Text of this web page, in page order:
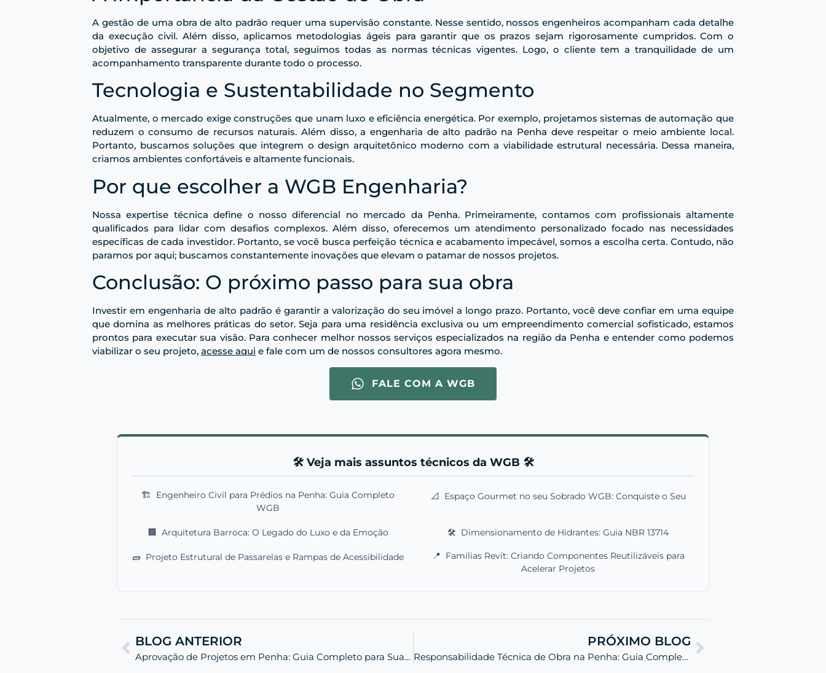
A gestão de uma obra de alto padrão requer uma supervisão constante. Nesse sentido, nossos engenheiros acompanham cada detalhe
da execução civil. Além disso, aplicamos metodologias ágeis para garantir que os prazos sejam rigorosamente cumpridos. Com o
objetivo de assegurar a segurança total, seguimos todas as normas técnicas vigentes. Logo, o cliente tem a tranquilidade de um
acompanhamento transparente durante todo o processo.
Tecnologia e Sustentabilidade no Segmento
Atualmente, o mercado exige construções que unam luxo e eficiência energética. Por exemplo, projetamos sistemas de automação que
reduzem o consumo de recursos naturais. Além disso, a engenharia de alto padrão na Penha deve respeitar o meio ambiente local.
Portanto, buscamos soluções que integrem o design arquitetônico moderno com a viabilidade estrutural necessária. Dessa maneira,
criamos ambientes confortáveis e altamente funcionais.
Por que escolher a WGB Engenharia?
Nossa expertise técnica define o nosso diferencial no mercado da Penha. Primeiramente, contamos com profissionais altamente
qualificados para lidar com desafios complexos. Além disso, oferecemos um atendimento personalizado focado nas necessidades
específicas de cada investidor. Portanto, se você busca perfeição técnica e acabamento impecável, somos a escolha certa. Contudo, não
paramos por aqui; buscamos constantemente inovações que elevam o patamar de nossos projetos.
Conclusão: O próximo passo para sua obra
Investir em engenharia de alto padrão é garantir a valorização do seu imóvel a longo prazo. Portanto, você deve confiar em uma equipe
que domina as melhores práticas do setor. Seja para uma residência exclusiva ou um empreendimento comercial sofisticado, estamos
prontos para executar sua visão. Para conhecer melhor nossos serviços especializados na região da Penha e entender como podemos
viabilizar o seu projeto, acesse aqui e fale com um de nossos consultores agora mesmo.
FALE COM A WGB
🛠️ Veja mais assuntos técnicos da WGB 🛠️
🏗️ Engenheiro Civil para Prédios na Penha: Guia Completo
WGB
📐 Espaço Gourmet no seu Sobrado WGB: Conquiste o Seu
🏢 Arquitetura Barroca: O Legado do Luxo e da Emoção 🛠️ Dimensionamento de Hidrantes: Guia NBR 13714
🧱 Projeto Estrutural de Passarelas e Rampas de Acessibilidade 📍 Famílias Revit: Criando Componentes Reutilizáveis para
Acelerar Projetos
BLOG ANTERIOR
Aprovação de Projetos em Penha: Guia Completo para Sua Obra
PRÓXIMO BLOG
Responsabilidade Técnica de Obra na Penha: Guia Completo